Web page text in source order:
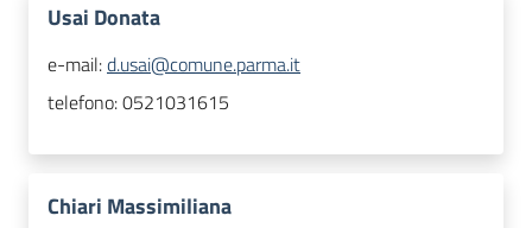
Usai Donata
e-mail:d.usai@comune.parma.it
telefono:0521031615
Chiari Massimiliana